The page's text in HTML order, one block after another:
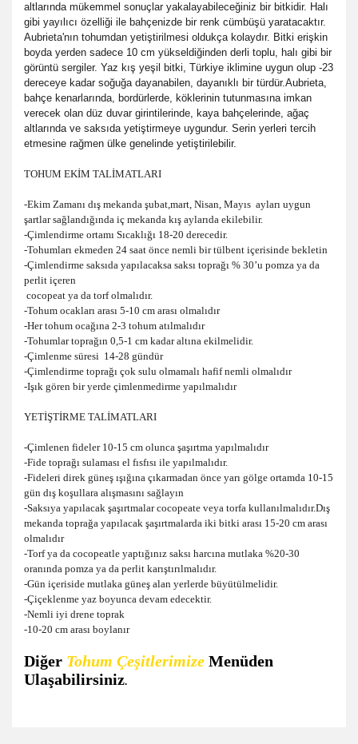
altlarında mükemmel sonuçlar yakalayabileceğiniz bir bitkidir. Halı
gibi yayılıcı özelliği ile bahçenizde bir renk cümbüşü yaratacaktır.
Aubrieta'nın tohumdan yetiştirilmesi oldukça kolaydır. Bitki erişkin
boyda yerden sadece 10 cm yükseldiğinden derli toplu, halı gibi bir
görüntü sergiler. Yaz kış yeşil bitki, Türkiye iklimine uygun olup -23
dereceye kadar soğuğa dayanabilen, dayanıklı bir türdür.Aubrieta,
bahçe kenarlarında, bordürlerde, köklerinin tutunmasına imkan
verecek olan düz duvar girintilerinde, kaya bahçelerinde, ağaç
altlarında ve saksıda yetiştirmeye uygundur. Serin yerleri tercih
etmesine rağmen ülke genelinde yetiştirilebilir.
TOHUM EKİM TALİMATLARI
-Ekim Zamanı dış mekanda şubat,mart, Nisan, Mayıs ayları uygun
şartlar sağlandığında iç mekanda kış aylarıda ekilebilir.
-Çimlendirme ortamı Sıcaklığı 18-20 derecedir.
-Tohumları ekmeden 24 saat önce nemli bir tülbent içerisinde bekletin
-Çimlendirme saksıda yapılacaksa saksı toprağı % 30’u pomza ya da
perlit içeren
cocopeat ya da torf olmalıdır.
-Tohum ocakları arası 5-10 cm arası olmalıdır
-Her tohum ocağına 2-3 tohum atılmalıdır
-Tohumlar toprağın 0,5-1 cm kadar altına ekilmelidir.
-Çimlenme süresi 14-28 gündür
-Çimlendirme toprağı çok sulu olmamalı hafif nemli olmalıdır
-Işık gören bir yerde çimlenmedirme yapılmalıdır
YETİŞTİRME TALİMATLARI
-Çimlenen fideler 10-15 cm olunca şaşırtma yapılmalıdır
-Fide toprağı sulaması el fısfısı ile yapılmalıdır.
-Fideleri direk güneş ışığına çıkarmadan önce yarı gölge ortamda 10-15
gün dış koşullara alışmasını sağlayın
-Saksıya yapılacak şaşırtmalar cocopeate veya torfa kullanılmalıdır.Dış
mekanda toprağa yapılacak şaşırtmalarda iki bitki arası 15-20 cm arası
olmalıdır
-Torf ya da cocopeatle yaptığınız saksı harcına mutlaka %20-30
oranında pomza ya da perlit karıştırılmalıdır.
-Gün içeriside mutlaka güneş alan yerlerde büyütülmelidir.
-Çiçeklenme yaz boyunca devam edecektir.
-Nemli iyi drene toprak
-10-20 cm arası boylanır
Diğer Tohum Çeşitlerimize Menüden
Ulaşabilirsiniz.